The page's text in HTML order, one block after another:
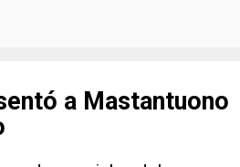
a Mastantuono